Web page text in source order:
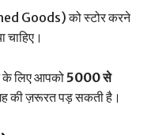
Goods) को स्टोर करने
चाहिए।
के लिए आपको5000 से
की ज़रूरत पड़ सकती है।